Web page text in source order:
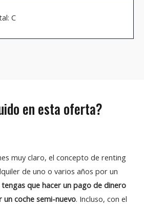
C
en esta oferta?
muy claro, el concepto de renting
de uno o varios años por un
que hacer un pago de dinero
coche semi-nuevo. Incluso, con el